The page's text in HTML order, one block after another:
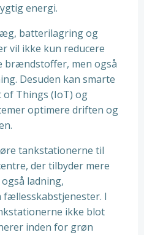
energi.
batterilagring og
vil ikke kun reducere
brændstoffer, men også
Desuden kan smarte
Things (IoT) og
optimere driften og
tankstationerne til
der tilbyder mere
ladning,
fællesskabstjenester. I
ikke blot
inden for grøn